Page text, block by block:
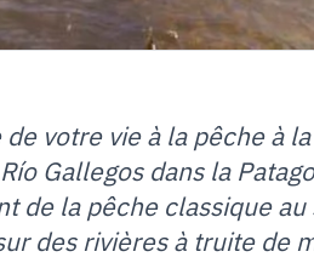
votre vie à la pêche à
Gallegos dans la
de la pêche classique au
des rivières à truite de